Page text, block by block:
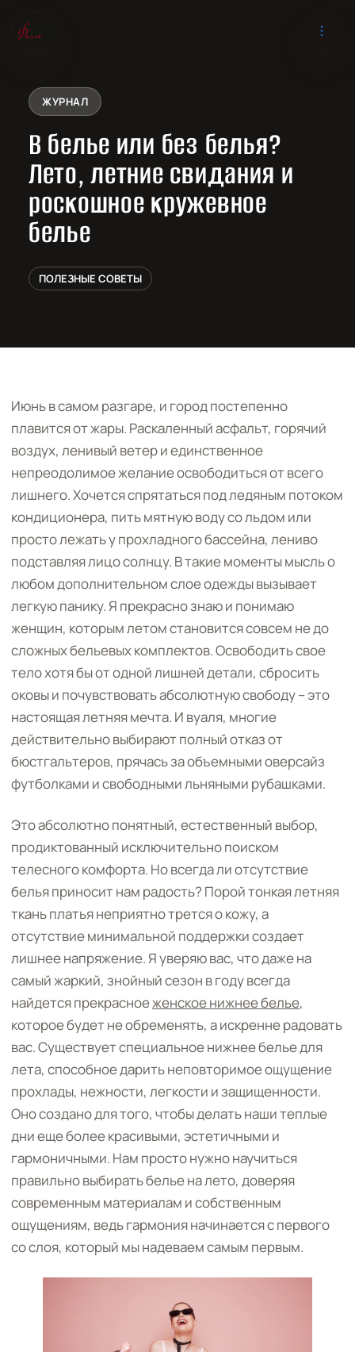
ЖУРНАЛ
В белье или без белья?
Лето, летние свидания и
роскошное кружевное
белье
ПОЛЕЗНЫЕ СОВЕТЫ
Июнь в самом разгаре, и город постепенно
плавится от жары. Раскаленный асфальт, горячий
воздух, ленивый ветер и единственное
непреодолимое желание освободиться от всего
лишнего. Хочется спрятаться под ледяным потоком
кондиционера, пить мятную воду со льдом или
просто лежать у прохладного бассейна, лениво
подставляя лицо солнцу. В такие моменты мысль о
любом дополнительном слое одежды вызывает
легкую панику. Я прекрасно знаю и понимаю
женщин, которым летом становится совсем не до
сложных бельевых комплектов. Освободить свое
тело хотя бы от одной лишней детали, сбросить
оковы и почувствовать абсолютную свободу – это
настоящая летняя мечта. И вуаля, многие
действительно выбирают полный отказ от
бюстгальтеров, прячась за объемными оверсайз
футболками и свободными льняными рубашками.
Это абсолютно понятный, естественный выбор,
продиктованный исключительно поиском
телесного комфорта. Но всегда ли отсутствие
белья приносит нам радость? Порой тонкая летняя
ткань платья неприятно трется о кожу, а
отсутствие минимальной поддержки создает
лишнее напряжение. Я уверяю вас, что даже на
самый жаркий, знойный сезон в году всегда
найдется прекрасноеженское нижнее белье,
которое будет не обременять, а искренне радовать
вас. Существует специальное нижнее белье для
лета, способное дарить неповторимое ощущение
прохлады, нежности, легкости и защищенности.
Оно создано для того, чтобы делать наши теплые
дни еще более красивыми, эстетичными и
гармоничными. Нам просто нужно научиться
правильно выбирать белье на лето, доверяя
современным материалам и собственным
ощущениям, ведь гармония начинается с первого
со слоя, который мы надеваем самым первым.